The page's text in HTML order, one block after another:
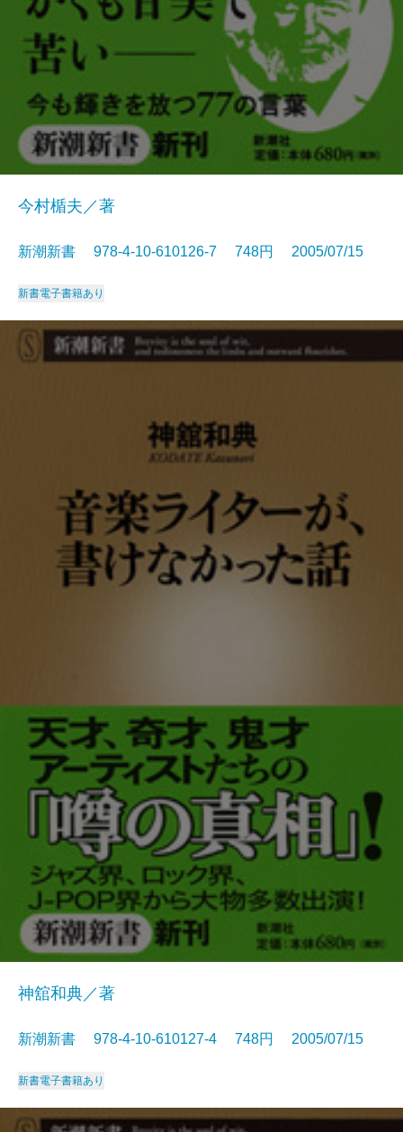
今村楯夫／著
新潮新書 978-4-10-610126-7 748円 2005/07/15
新書電子書籍あり
神舘和典／著
新潮新書 978-4-10-610127-4 748円 2005/07/15
新書電子書籍あり